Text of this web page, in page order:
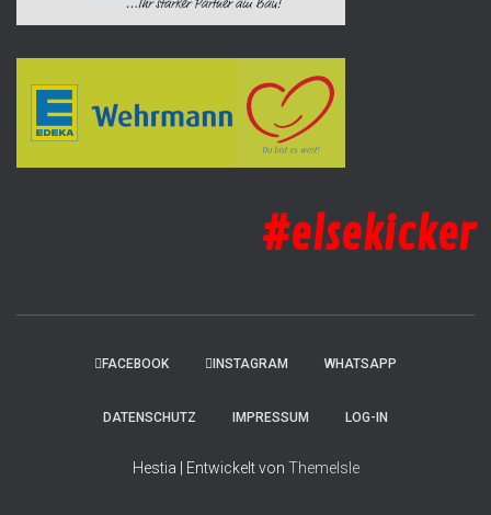
#elsekicker
FACEBOOK INSTAGRAM WHATSAPP
DATENSCHUTZ IMPRESSUM LOG-IN
Hestia | Entwickelt von ThemeIsle